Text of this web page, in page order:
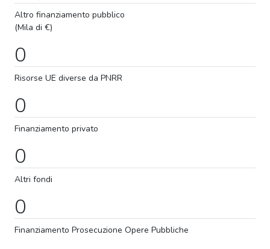
Altro finanziamento pubblico
(Mila di €)
0
Risorse UE diverse da PNRR
0
Finanziamento privato
0
Altri fondi
0
Finanziamento Prosecuzione Opere Pubbliche